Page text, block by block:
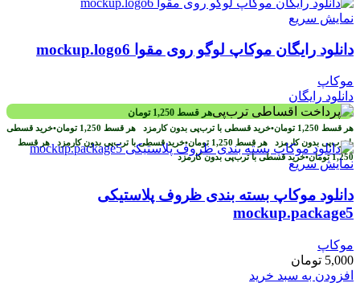
نمایش سریع
دانلود رایگان موکاپ لوگو روی مقوا mockup.logo6
موکاپ
دانلود رایگان
هر قسط 1,250 تومان
هر قسط 1,250 تومان•خرید قسطی با ترب‌پی بدون کارمزد هر قسط 1,250 تومان•خرید قسطی
با ترب‌پی بدون کارمزد هر قسط 1,250 تومان•خرید قسطی با ترب‌پی بدون کارمزدهر قسط
1,250 تومان•خرید قسطی با ترب‌پی بدون کارمزدنمایش سریع
دانلود موکاپ بسته بندی ظروف پلاستیکی
mockup.package5
موکاپ
5,000 تومان
افزودن به سبد خرید